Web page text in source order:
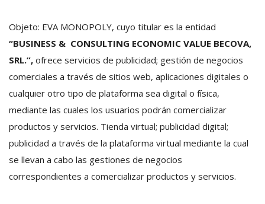
Objeto: EVA MONOPOLY, cuyo titular es la entidad
“BUSINESS & CONSULTING ECONOMIC VALUE BECOVA,
SRL.”, ofrece servicios de publicidad; gestión de negocios
comerciales a través de sitios web, aplicaciones digitales o
cualquier otro tipo de plataforma sea digital o física,
mediante las cuales los usuarios podrán comercializar
productos y servicios. Tienda virtual; publicidad digital;
publicidad a través de la plataforma virtual mediante la cual
se llevan a cabo las gestiones de negocios
correspondientes a comercializar productos y servicios.